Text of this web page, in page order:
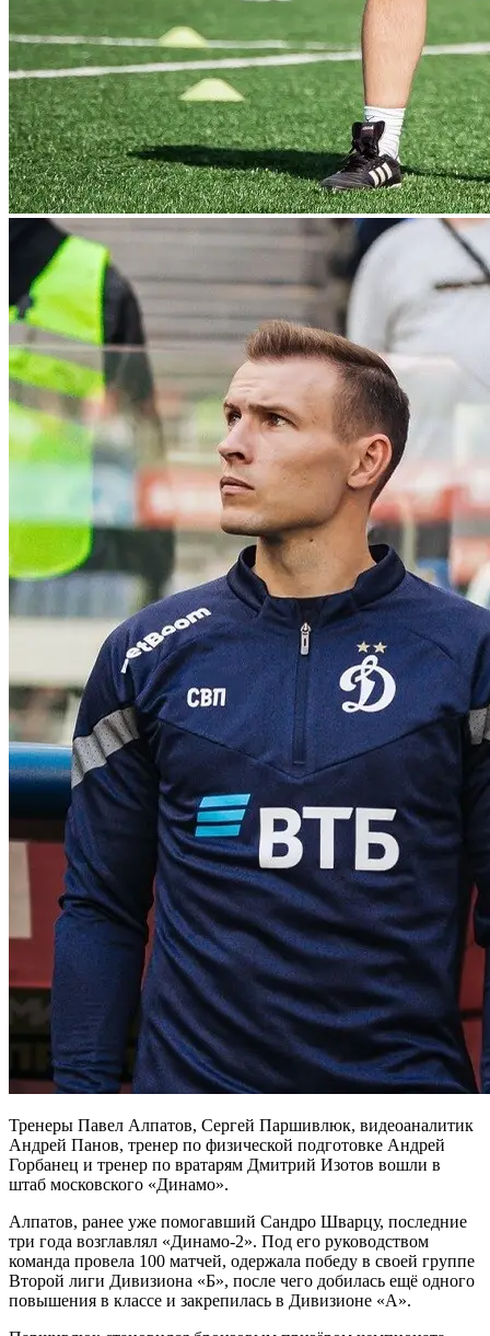
Тренеры Павел Алпатов, Сергей Паршивлюк, видеоаналитик
Андрей Панов, тренер по физической подготовке Андрей
Горбанец и тренер по вратарям Дмитрий Изотов вошли в
штаб московского «Динамо».
Алпатов, ранее уже помогавший Сандро Шварцу, последние
три года возглавлял «Динамо-2». Под его руководством
команда провела 100 матчей, одержала победу в своей группе
Второй лиги Дивизиона «Б», после чего добилась ещё одного
повышения в классе и закрепилась в Дивизионе «А».